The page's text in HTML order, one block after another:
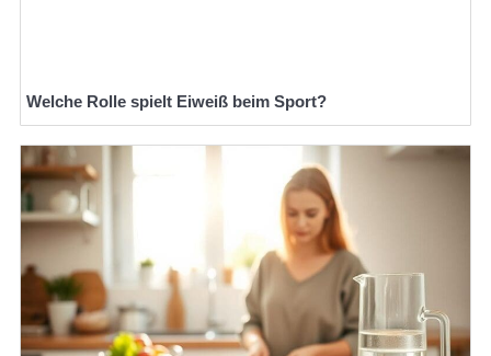
Welche Rolle spielt Eiweiß beim Sport?